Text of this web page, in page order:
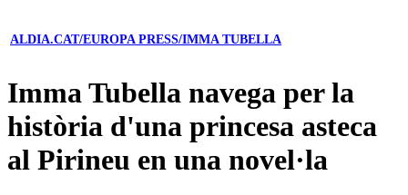
ALDIA.CAT/EUROPA PRESS/IMMA TUBELLA
Imma Tubella navega per la
història d'una princesa asteca
al Pirineu en una novel·la